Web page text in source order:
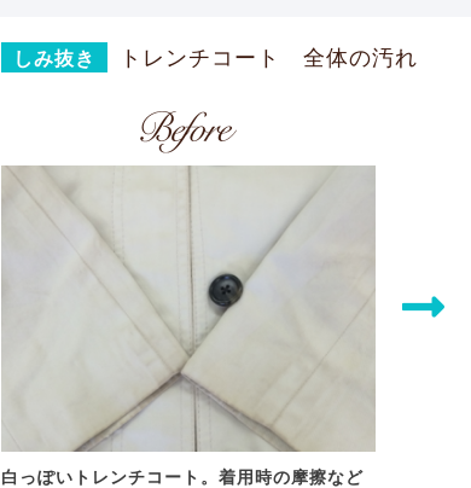
しみ抜き トレンチコート 全体の汚れ
白っぽいトレンチコート。着用時の摩擦など